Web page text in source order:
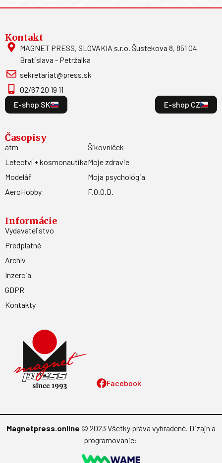
Facebook
Kontakt
MAGNET PRESS, SLOVAKIA s.r.o. Šustekova 8, 851 04
Bratislava - Petržalka
sekretariat@press.sk
02/67 20 19 11
E-shop SK
E-shop CZ
Časopisy
atm
Letectví + kosmonautika
Modelář
AeroHobby
Šikovníček
Moje zdravie
Moja psychológia
F.O.O.D.
Informácie
Vydavateľstvo
Predplatné
Archív
Inzercia
GDPR
Kontakty
Magnetpress.online © 2023 Všetky práva vyhradené. Dizajn a
programovanie: